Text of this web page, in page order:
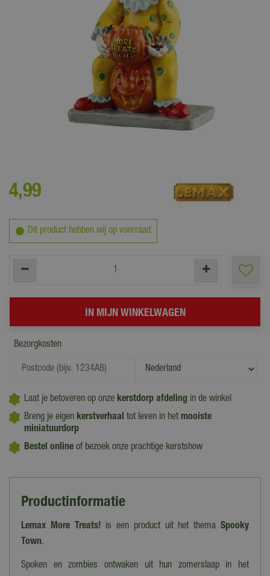
4,99
Dit product hebben wij op voorraad
Bezorgkosten
Laat je betoveren op onze kerstdorp afdeling in de winkel
Breng je eigen kerstverhaal tot leven in het mooiste
miniatuurdorp
Bestel online of bezoek onze prachtige kerstshow
Productinformatie
Lemax More Treats! is een product uit het themaSpooky
Town.
Spoken en zombies ontwaken uit hun zomerslaap in het